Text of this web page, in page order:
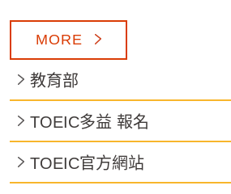
MORE
教育部
TOEIC多益 報名
TOEIC官方網站